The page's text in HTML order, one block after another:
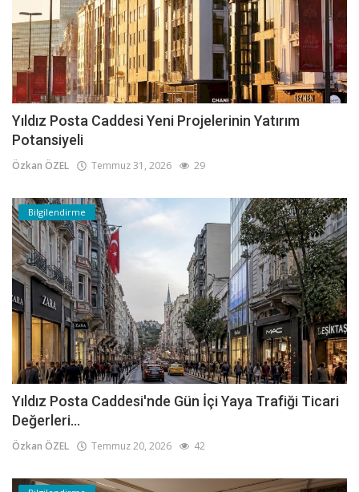
Yıldız Posta Caddesi Yeni Projelerinin Yatırım
Potansiyeli
Özkan ÖZEL Temmuz 31, 2026 29
Bilgilendirme
Yıldız Posta Caddesi'nde Gün İçi Yaya Trafiği Ticari
Değerleri...
Özkan ÖZEL Temmuz 20, 2026 42